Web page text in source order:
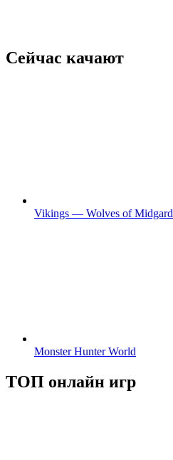
Сейчас качают
Vikings — Wolves of Midgard
Monster Hunter World
ТОП онлайн игр